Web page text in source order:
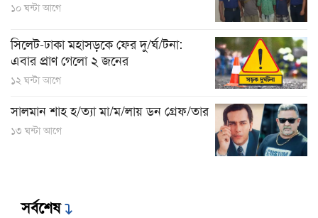
১০ ঘন্টা আগে
সিলেট-ঢাকা মহাসড়কে ফের দু/র্ঘ/টনা:
এবার প্রাণ গেলো ২ জনের
১২ ঘন্টা আগে
সালমান শাহ হ/ত্যা মা/ম/লায় ডন গ্রেফ/তার
১৩ ঘন্টা আগে
সর্বশেষ